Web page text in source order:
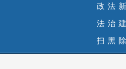
政法
法治
扫黑